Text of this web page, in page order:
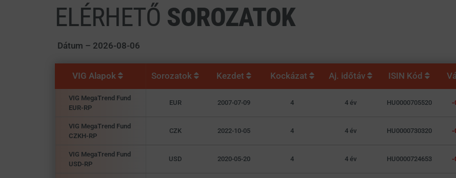
ELÉRHETŐ SOROZATOK
Dátum – 2026-08-06
VIG Alapok Sorozatok Kezdet Kockázat Aj. időtáv ISIN Kód
VIG MegaTrend Fund
EUR-RP
EUR 2007-07-09 4 4 év HU0000705520 -
VIG MegaTrend Fund
CZKH-RP
CZK 2022-10-05 4 4 év HU0000730320 -
VIG MegaTrend Fund
USD-RP
USD 2020-05-20 4 4 év HU0000724653 -